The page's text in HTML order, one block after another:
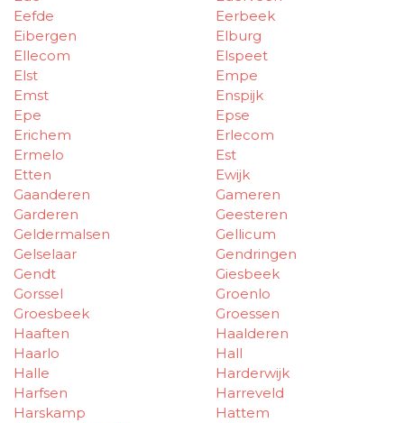
Eefde
Eerbeek
Eibergen
Elburg
Ellecom
Elspeet
Elst
Empe
Emst
Enspijk
Epe
Epse
Erichem
Erlecom
Ermelo
Est
Etten
Ewijk
Gaanderen
Gameren
Garderen
Geesteren
Geldermalsen
Gellicum
Gelselaar
Gendringen
Gendt
Giesbeek
Gorssel
Groenlo
Groesbeek
Groessen
Haaften
Haalderen
Haarlo
Hall
Halle
Harderwijk
Harfsen
Harreveld
Harskamp
Hattem